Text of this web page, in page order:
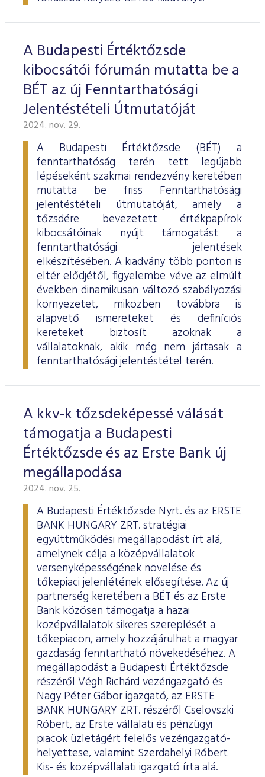
ESG Útmutató
A Budapesti Értéktőzsde
kibocsátói fórumán mutatta be a
BÉT az új Fenntarthatósági
Jelentéstételi Útmutatóját
2024. nov. 29.
A Budapesti Értéktőzsde (BÉT) a
fenntarthatóság terén tett legújabb
lépéseként szakmai rendezvény keretében
mutatta be friss Fenntarthatósági
jelentéstételi útmutatóját, amely a
tőzsdére bevezetett értékpapírok
kibocsátóinak nyújt támogatást a
fenntarthatósági jelentések
elkészítésében. A kiadvány több ponton is
eltér elődjétől, figyelembe véve az elmúlt
években dinamikusan változó szabályozási
környezetet, miközben továbbra is
alapvető ismereteket és definíciós
kereteket biztosít azoknak a
vállalatoknak, akik még nem jártasak a
fenntarthatósági jelentéstétel terén.
A kkv-k tőzsdeképessé válását
támogatja a Budapesti
Értéktőzsde és az Erste Bank új
megállapodása
2024. nov. 25.
A Budapesti Értéktőzsde Nyrt. és az ERSTE
BANK HUNGARY ZRT. stratégiai
együttműködési megállapodást írt alá,
amelynek célja a középvállalatok
versenyképességének növelése és
tőkepiaci jelenlétének elősegítése. Az új
partnerség keretében a BÉT és az Erste
Bank közösen támogatja a hazai
középvállalatok sikeres szereplését a
tőkepiacon, amely hozzájárulhat a magyar
gazdaság fenntartható növekedéséhez. A
megállapodást a Budapesti Értéktőzsde
részéről Végh Richárd vezérigazgató és
Nagy Péter Gábor igazgató, az ERSTE
BANK HUNGARY ZRT. részéről Cselovszki
Róbert, az Erste vállalati és pénzügyi
piacok üzletágért felelős vezérigazgató-
helyettese, valamint Szerdahelyi Róbert
Kis- és középvállalati igazgató írta alá.